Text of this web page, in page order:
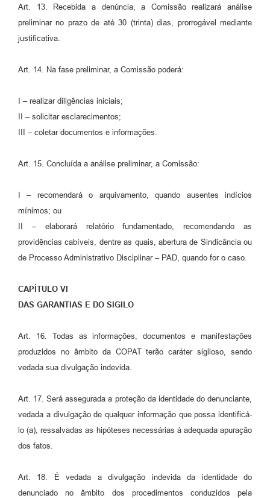
Art. 13. Recebida a denúncia, a Comissão realizará análise
preliminar no prazo de até 30 (trinta) dias, prorrogável mediante
justificativa.
Art. 14. Na fase preliminar, a Comissão poderá:
I – realizar diligências iniciais;
II – solicitar esclarecimentos;
III – coletar documentos e informações.
Art. 15. Concluída a análise preliminar, a Comissão:
I – recomendará o arquivamento, quando ausentes indícios
mínimos; ou
II – elaborará relatório fundamentado, recomendando as
providências cabíveis, dentre as quais, abertura de Sindicância ou
de Processo Administrativo Disciplinar – PAD, quando for o caso.
CAPÍTULO VI
DAS GARANTIAS E DO SIGILO
Art. 16. Todas as informações, documentos e manifestações
produzidos no âmbito da COPAT terão caráter sigiloso, sendo
vedada sua divulgação indevida.
Art. 17. Será assegurada a proteção da identidade do denunciante,
vedada a divulgação de qualquer informação que possa identificá-
lo (a), ressalvadas as hipóteses necessárias à adequada apuração
dos fatos.
Art. 18. É vedada a divulgação indevida da identidade do
denunciado no âmbito dos procedimentos conduzidos pela